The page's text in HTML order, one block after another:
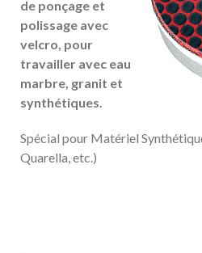
de ponçage et
polissage avec
velcro, pour
travailler avec eau
marbre, granit et
synthétiques.
Spécial pour Matériel
Quarella, etc.)